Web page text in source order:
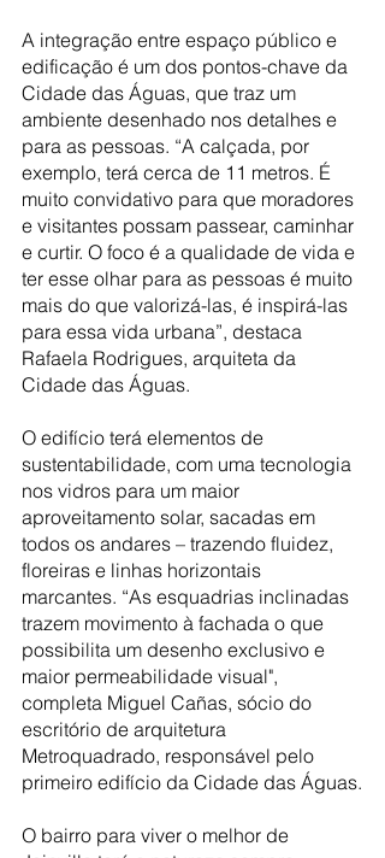
A integração entre espaço público e
edificação é um dos pontos-chave da
Cidade das Águas, que traz um
ambiente desenhado nos detalhes e
para as pessoas. “A calçada, por
exemplo, terá cerca de 11 metros. É
muito convidativo para que moradores
e visitantes possam passear, caminhar
e curtir. O foco é a qualidade de vida e
ter esse olhar para as pessoas é muito
mais do que valorizá-las, é inspirá-las
para essa vida urbana”, destaca
Rafaela Rodrigues, arquiteta da
Cidade das Águas.
O edifício terá elementos de
sustentabilidade, com uma tecnologia
nos vidros para um maior
aproveitamento solar, sacadas em
todos os andares – trazendo fluidez,
floreiras e linhas horizontais
marcantes. “As esquadrias inclinadas
trazem movimento à fachada o que
possibilita um desenho exclusivo e
maior permeabilidade visual",
completa Miguel Cañas, sócio do
escritório de arquitetura
Metroquadrado, responsável pelo
primeiro edifício da Cidade das Águas.
O bairro para viver o melhor de